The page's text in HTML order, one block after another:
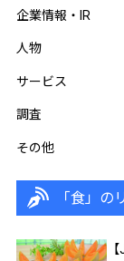
企業情報・IR
人物
サービス
調査
その他
「食」の
【